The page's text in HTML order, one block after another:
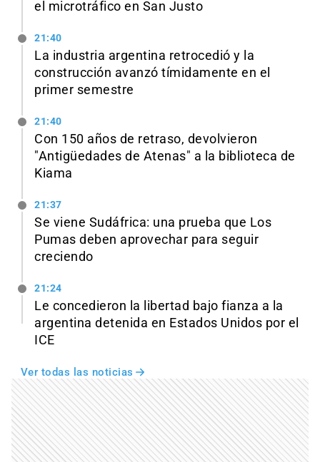
el microtráfico en San Justo
21:40
La industria argentina retrocedió y la
construcción avanzó tímidamente en el
primer semestre
21:40
Con 150 años de retraso, devolvieron
"Antigüedades de Atenas" a la biblioteca de
Kiama
21:37
Se viene Sudáfrica: una prueba que Los
Pumas deben aprovechar para seguir
creciendo
21:24
Le concedieron la libertad bajo fianza a la
argentina detenida en Estados Unidos por el
ICE
Ver todas las noticias